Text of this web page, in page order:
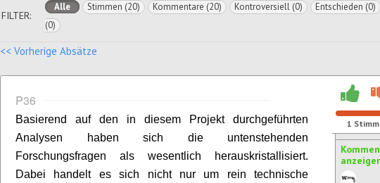
FILTER:
Alle Stimmen (20) Kommentare (20) Kontroversiell (0) Entschieden (0)
(0)
<< Vorherige Absätze
P36
Basierend auf den in diesem Projekt durchgeführten
Analysen haben sich die untenstehenden
Forschungsfragen als wesentlich herauskristallisiert.
Dabei handelt es sich nicht nur um rein technische
1